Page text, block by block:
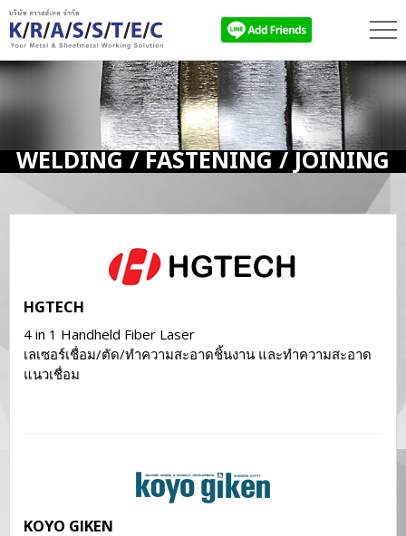
WELDING / FASTENING / JOINING
HGTECH
4 in 1 Handheld Fiber Laser
เลเซอร์เชื่อม/ตัด/ทำความสะอาดชิ้นงาน และทำความสะอาด
แนวเชื่อม
KOYO GIKEN